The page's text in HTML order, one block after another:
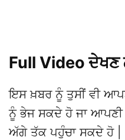
Full Video ਦੇਖਣ
ਇਸ ਖ਼ਬਰ ਨੂੰ ਤੁਸੀਂ ਵੀ
ਨੂੰ ਭੇਜ ਸਕਦੇ ਹੋ ਜਾ
ਅੱਗੇ ਤੱਕ ਪਹੁੰਚਾ ਸਕਦੇ ਹੋ |